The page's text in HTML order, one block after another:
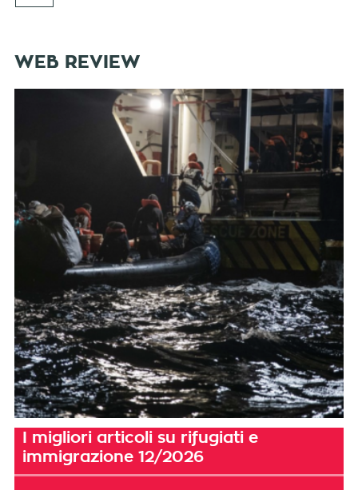
WEB REVIEW
I migliori articoli su rifugiati e
immigrazione 12/2026